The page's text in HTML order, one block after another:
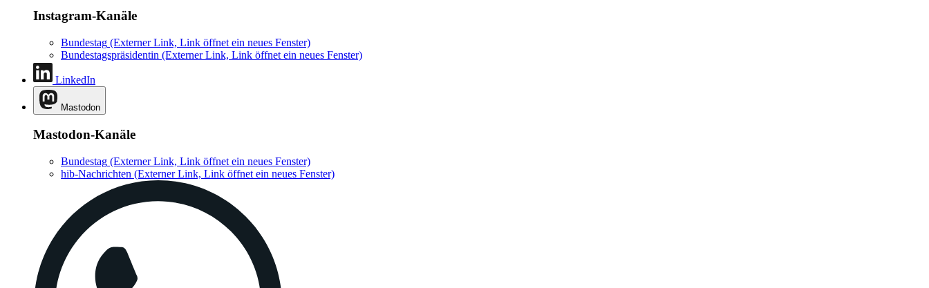
Instagram-Kanäle
Bundestag (Externer Link, Link öffnet ein neues Fenster)
Bundestagspräsidentin (Externer Link, Link öffnet ein neues Fenster)
LinkedIn
Mastodon
Mastodon-Kanäle
Bundestag (Externer Link, Link öffnet ein neues Fenster)
hib-Nachrichten (Externer Link, Link öffnet ein neues Fenster)